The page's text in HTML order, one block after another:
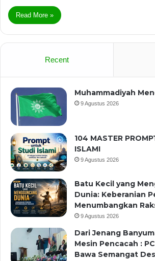
Read More »
Recent
Muhammadiyah
9 Agustus 2026
104 MASTER
ISLAMI
9 Agustus 2026
Batu Kecil yang
Dunia: Keberanian
Menumbangkan
9 Agustus 2026
Dari Jenang
Mesin Pencacah :
Bawa Semangat